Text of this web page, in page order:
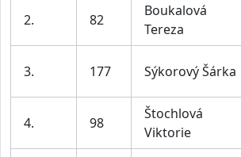
2. 82
Boukalová
Tereza
3. 177 Sýkorový Šárka
4. 98
Štochlová
Viktorie